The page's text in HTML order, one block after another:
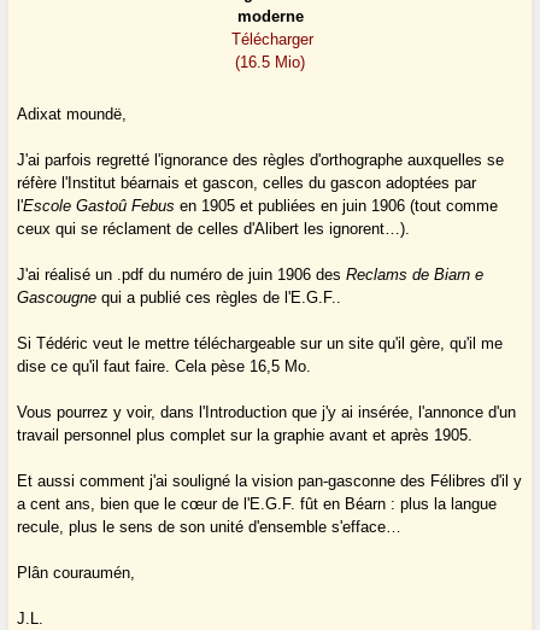
moderne
Télécharger
(16.5 Mio)
Adixat moundë,
J'ai parfois regretté l'ignorance des règles d'orthographe auxquelles se
réfère l'Institut béarnais et gascon, celles du gascon adoptées par
l'Escole Gastoû Febus en 1905 et publiées en juin 1906 (tout comme
ceux qui se réclament de celles d'Alibert les ignorent…).
J'ai réalisé un .pdf du numéro de juin 1906 desReclams de Biarn e
Gascougne qui a publié ces règles de l'E.G.F..
Si Tédéric veut le mettre téléchargeable sur un site qu'il gère, qu'il me
dise ce qu'il faut faire. Cela pèse 16,5 Mo.
Vous pourrez y voir, dans l'Introduction que j'y ai insérée, l'annonce d'un
travail personnel plus complet sur la graphie avant et après 1905.
Et aussi comment j'ai souligné la vision pan-gasconne des Félibres d'il y
a cent ans, bien que le cœur de l'E.G.F. fût en Béarn : plus la langue
recule, plus le sens de son unité d'ensemble s'efface…
Plân couraumén,
J.L.